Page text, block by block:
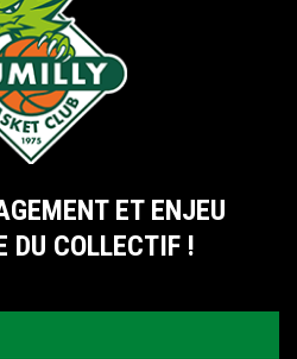
ET ENJEU
DU COLLECTIF !